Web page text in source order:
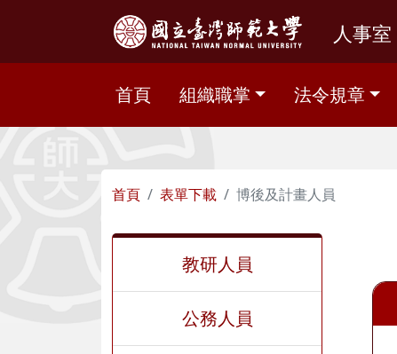
人事室
首頁 組織職掌 法令規章
首頁 表單下載 博後及計畫人員
教研人員
公務人員